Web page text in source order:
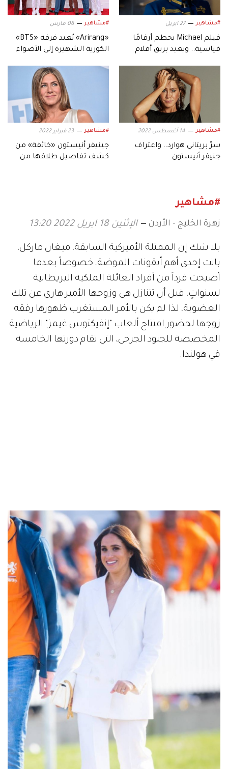
#مشاهير 27 ابريل
فيلم Michael يحطم أرقامًا
قياسية.. ويعيد بريق أفلام
#مشاهير 06 مارس
«Arirang» يُعيد فرقة «BTS»
الكورية الشهيرة إلى الأضواء
#مشاهير 14 أغسطس 2022
سرّ بريتاني هوارد.. واعتراف
جنيفر أنيستون
#مشاهير 23 فبراير 2022
جينيفر أنيستون «خائفة» من
كشف تفاصيل طلاقها من
#مشاهير
زهرة الخليج - الأردن الإثنين 18 ابريل 2022 13:20
بلا شك إن الممثلة الأميركية السابقة، ميغان ماركل،
باتت إحدى أهم أيقونات الموضة، خصوصاً بعدما
أصبحت فرداً من أفراد العائلة الملكية البريطانية
لسنواتٍ، قبل أن تتنازل هي وزوجها الأمير هاري عن تلك
العضوية، لذا لم يكن بالأمر المستغرب ظهورها رفقة
زوجها لحضور افتتاح ألعاب "إنفيكتوس غيمز" الرياضية
المخصصة للجنود الجرحى، التي تقام دورتها الخامسة
في هولندا.